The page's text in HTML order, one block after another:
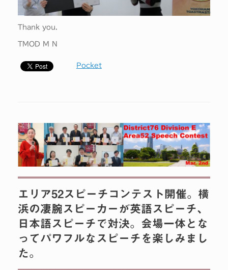
Thank you.
TMOD M N
Pocket
エリア52スピーチコンテスト開催。横
浜の凄腕スピーカーが英語スピーチ、
日本語スピーチで対決。会場一体とな
ってパワフルなスピーチを楽しみまし
た。